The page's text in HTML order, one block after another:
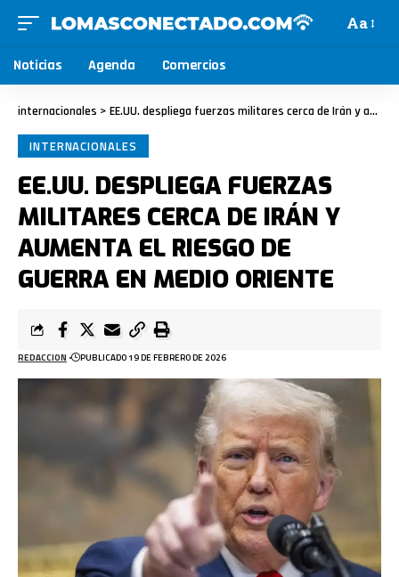
Aa
Noticias Agenda Comercios
internacionales > EE.UU. despliega fuerzas militares cerca de Irán y aumenta el riesgo de guerra en Medio Oriente
INTERNACIONALES
EE.UU. DESPLIEGA FUERZAS
MILITARES CERCA DE IRÁN Y
AUMENTA EL RIESGO DE
GUERRA EN MEDIO ORIENTE
REDACCION PUBLICADO 19 DE FEBRERO DE 2026